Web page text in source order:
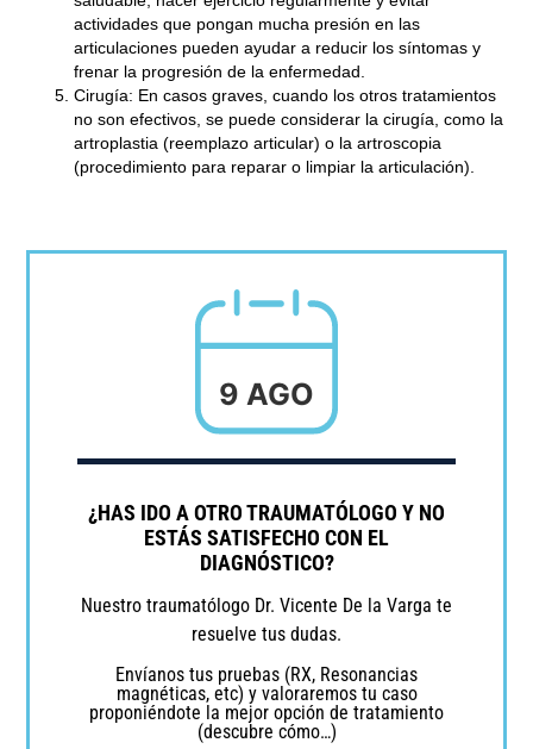
actividades que pongan mucha presión en las
articulaciones pueden ayudar a reducir los síntomas y
frenar la progresión de la enfermedad.
Cirugía: En casos graves, cuando los otros tratamientos
no son efectivos, se puede considerar la cirugía, como la
artroplastia (reemplazo articular) o la artroscopia
(procedimiento para reparar o limpiar la articulación).
9 AGO
¿HAS IDO A OTRO TRAUMATÓLOGO Y NO
ESTÁS SATISFECHO CON EL
DIAGNÓSTICO?
Nuestro traumatólogo Dr. Vicente De la Varga te
resuelve tus dudas.
Envíanos tus pruebas (RX, Resonancias
magnéticas, etc) y valoraremos tu caso
proponiéndote la mejor opción de tratamiento
(descubre cómo…)